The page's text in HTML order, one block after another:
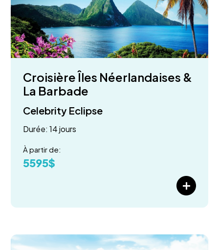
Croisière Îles Néerlandaises &
La Barbade
Celebrity Eclipse
Durée: 14 jours
À partir de:
5595$